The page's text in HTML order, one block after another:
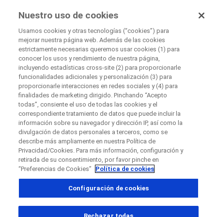
EnsayosClínicos
por Roche
Disease Area Overview
Trastornos Neurodegenerativos
Esclerosis Múltiple
Esclerosis
Múltiple
Entendiendo laesclerosis múltipley lo que le hace al
cuerpo
Cerrar
Contacta directamente con Roche si tienes
preguntas
Cerrar
Contacta con el hospital directamente
Datos personales
Nombre
Cerrar
Directly contact the sponsor for questions
Cerrar
Solicita una llamada
Nombre
Apellido(s)
Nuestro uso de cookies
Usamos cookies y otras tecnologías (“cookies”) para
mejorar nuestra página web. Además de las cookies
estrictamente necesarias queremos usar cookies (1) para
conocer los usos y rendimiento de nuestra página,
incluyendo estadísticas cross-site (2) para proporcionarle
funcionalidades adicionales y personalización (3) para
proporcionarle interacciones en redes sociales y (4) para
finalidades de marketing dirigido. Pinchando “Acepto
todas”, consiente el uso de todas las cookies y el
correspondiente tratamiento de datos que puede incluir la
información sobre su navegador y dirección IP, así como la
divulgación de datos personales a terceros, como se
describe más ampliamente en nuestra Política de
Privacidad/Cookies. Para más información, configuración y
retirada de su consentimiento, por favor pinche en
“Preferencias de Cookies”
Política de cookies
Configuración de cookies